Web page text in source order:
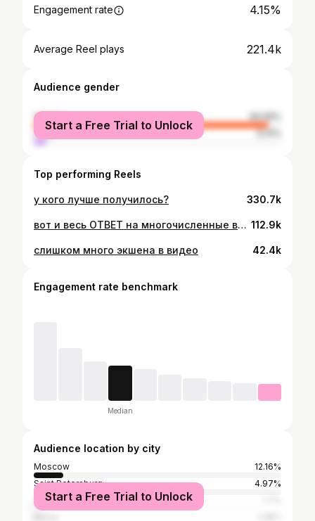
Engagement rate 4.15%
Average Reel plays 221.4k
Audience gender
female
94.59%
male
5.41%
Start a Free Trial to Unlock
Top performing Reels
у кого лучше получилось? 330.7k
вот и весь ОТВЕТ на многочисленные вопросы и недоумение окружающих! со мной ничего не случилось, меня не заставили, ничто и никто не вынуждал меня отрастить волосы и раскрыть в себе эту сексуальную женскую энергию, я лишь просто стала взрослой :) образ нарциссичной пацанки больше не про меня, так что эту главу я закрываю и начинаю новую 🙂‍↕️🤲🏼✨ 112.9k
слишком много экшена в видео 42.4k
Engagement rate benchmark
Median
Audience location by city
Moscow
12.16%
Saint Petersburg
4.97%
Yekaterinburg
Start a Free Trial to Unlock